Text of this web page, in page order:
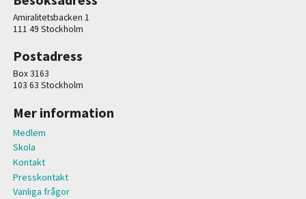
Amiralitetsbacken 1
111 49 Stockholm
Postadress
Box 3163
103 63 Stockholm
Mer information
Medlem
Skola
Kontakt
Presskontakt
Vanliga frågor